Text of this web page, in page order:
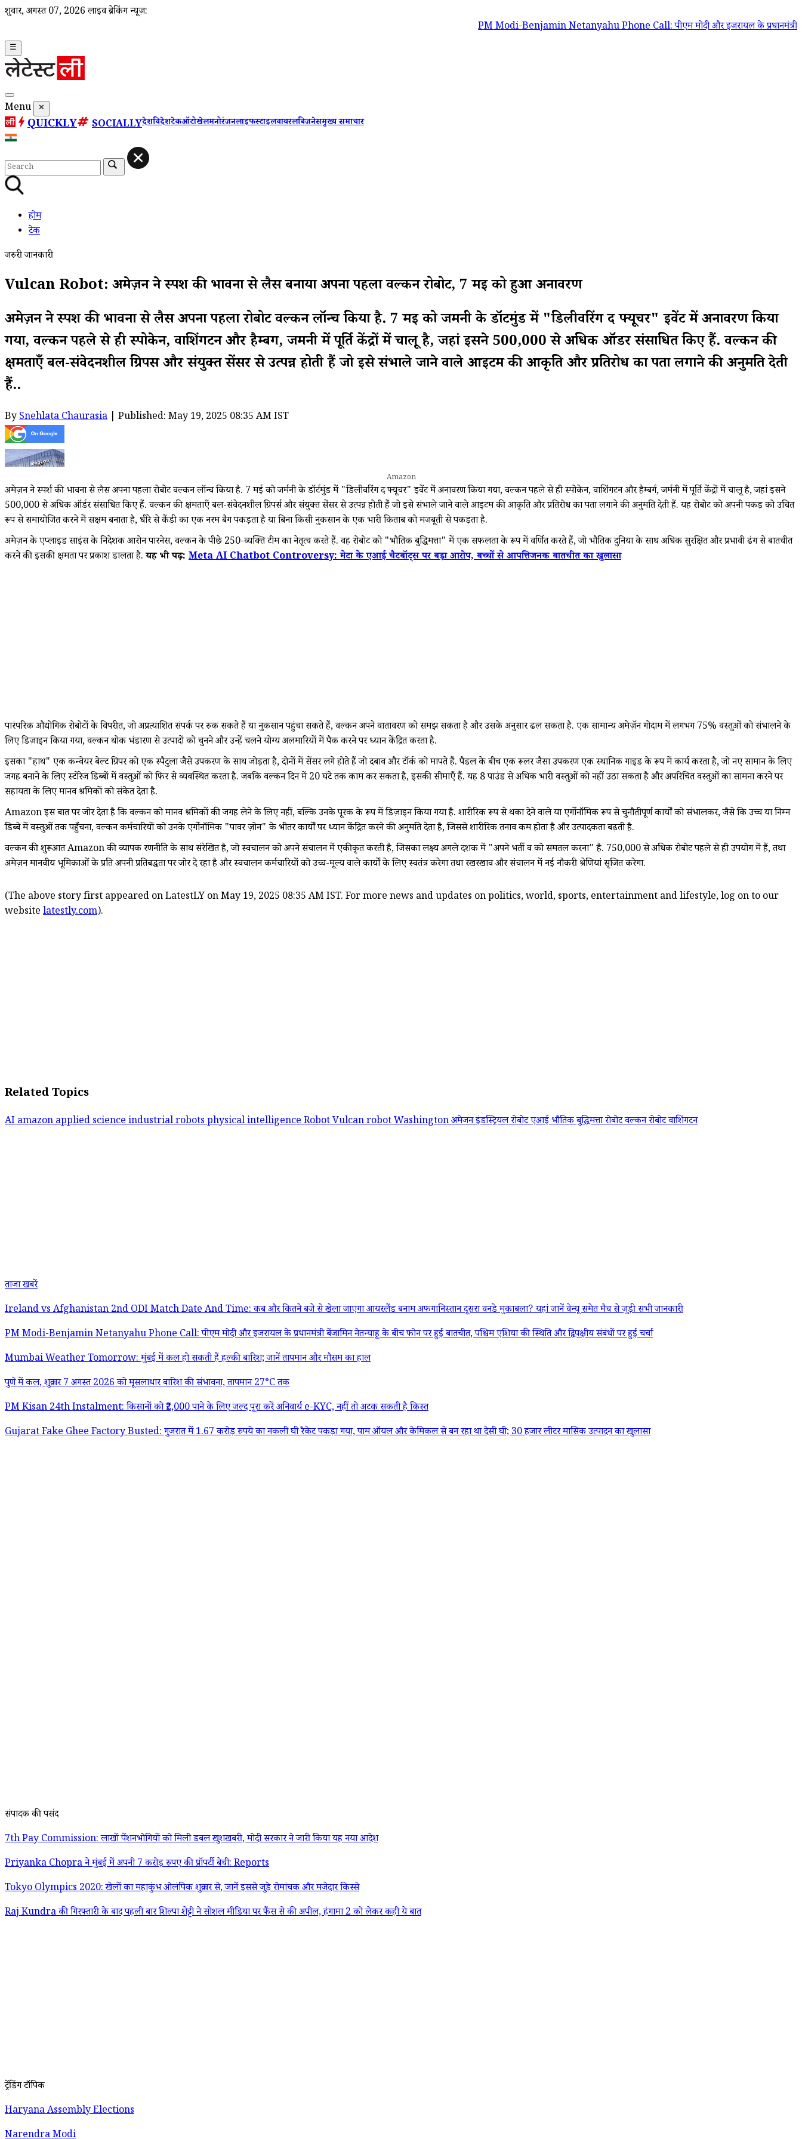
शुक्रवार, अगस्त 07, 2026 लाइव ब्रेकिंग न्यूज़:
PM Modi-Benjamin Netanyahu Phone Call: पीएम मोदी और इजरायल के प्रधानमंत्री बेंजामिन
☰
Menu ✕
QUICKLY SOCIALLYदेशविदेशटेकऑटोखेलमनोरंजनलाइफस्टाइलवायरलबिजनेसमुख्य समाचार
होम
टेक
जरुरी जानकारी
Vulcan Robot: अमेज़न ने स्पर्श की भावना से लैस बनाया अपना पहला वल्कन रोबोट, 7 मई को हुआ अनावरण
अमेज़न ने स्पर्श की भावना से लैस अपना पहला रोबोट वल्कन लॉन्च किया है. 7 मई को जर्मनी के डॉर्टमुंड में "डिलीवरिंग द फ्यूचर" इवेंट में अनावरण किया
गया, वल्कन पहले से ही स्पोकेन, वाशिंगटन और हैम्बर्ग, जर्मनी में पूर्ति केंद्रों में चालू है, जहां इसने 500,000 से अधिक ऑर्डर संसाधित किए हैं. वल्कन की
क्षमताएँ बल-संवेदनशील ग्रिपर्स और संयुक्त सेंसर से उत्पन्न होती हैं जो इसे संभाले जाने वाले आइटम की आकृति और प्रतिरोध का पता लगाने की अनुमति देती
हैं..
BySnehlata Chaurasia | Published: May 19, 2025 08:35 AM IST
Amazon
अमेज़न ने स्पर्श की भावना से लैस अपना पहला रोबोट वल्कन लॉन्च किया है. 7 मई को जर्मनी के डॉर्टमुंड में "डिलीवरिंग द फ्यूचर" इवेंट में अनावरण किया गया, वल्कन पहले से ही स्पोकेन, वाशिंगटन और हैम्बर्ग, जर्मनी में पूर्ति केंद्रों में चालू है, जहां इसने
500,000 से अधिक ऑर्डर संसाधित किए हैं. वल्कन की क्षमताएँ बल-संवेदनशील ग्रिपर्स और संयुक्त सेंसर से उत्पन्न होती हैं जो इसे संभाले जाने वाले आइटम की आकृति और प्रतिरोध का पता लगाने की अनुमति देती हैं. यह रोबोट को अपनी पकड़ को उचित
रूप से समायोजित करने में सक्षम बनाता है, धीरे से कैंडी का एक नरम बैग पकड़ता है या बिना किसी नुकसान के एक भारी किताब को मजबूती से पकड़ता है.
अमेज़न के एप्लाइड साइंस के निदेशक आरोन पारनेस, वल्कन के पीछे 250-व्यक्ति टीम का नेतृत्व करते हैं. वह रोबोट को "भौतिक बुद्धिमत्ता" में एक सफलता के रूप में वर्णित करते हैं, जो भौतिक दुनिया के साथ अधिक सुरक्षित और प्रभावी ढंग से बातचीत
करने की इसकी क्षमता पर प्रकाश डालता है.यह भी पढ़ें: Meta AI Chatbot Controversy: मेटा के एआई चैटबॉट्स पर बड़ा आरोप, बच्चों से आपत्तिजनक बातचीत का खुलासा
पारंपरिक औद्योगिक रोबोटों के विपरीत, जो अप्रत्याशित संपर्क पर रुक सकते हैं या नुकसान पहुंचा सकते हैं, वल्कन अपने वातावरण को समझ सकता है और उसके अनुसार ढल सकता है. एक सामान्य अमेज़ॅन गोदाम में लगभग 75% वस्तुओं को संभालने के
लिए डिज़ाइन किया गया, वल्कन थोक भंडारण से उत्पादों को चुनने और उन्हें चलने योग्य अलमारियों में पैक करने पर ध्यान केंद्रित करता है.
इसका "हाथ" एक कन्वेयर बेल्ट ग्रिपर को एक स्पैटुला जैसे उपकरण के साथ जोड़ता है, दोनों में सेंसर लगे होते हैं जो दबाव और टॉर्क को मापते हैं. पैडल के बीच एक रूलर जैसा उपकरण एक स्थानिक गाइड के रूप में कार्य करता है, जो नए सामान के लिए
जगह बनाने के लिए स्टोरेज डिब्बों में वस्तुओं को फिर से व्यवस्थित करता है. जबकि वल्कन दिन में 20 घंटे तक काम कर सकता है, इसकी सीमाएँ हैं. यह 8 पाउंड से अधिक भारी वस्तुओं को नहीं उठा सकता है और अपरिचित वस्तुओं का सामना करने पर
सहायता के लिए मानव श्रमिकों को संकेत देता है.
Amazon इस बात पर जोर देता है कि वल्कन को मानव श्रमिकों की जगह लेने के लिए नहीं, बल्कि उनके पूरक के रूप में डिज़ाइन किया गया है. शारीरिक रूप से थका देने वाले या एर्गोनॉमिक रूप से चुनौतीपूर्ण कार्यों को संभालकर, जैसे कि उच्च या निम्न
डिब्बे में वस्तुओं तक पहुँचना, वल्कन कर्मचारियों को उनके एर्गोनॉमिक "पावर ज़ोन" के भीतर कार्यों पर ध्यान केंद्रित करने की अनुमति देता है, जिससे शारीरिक तनाव कम होता है और उत्पादकता बढ़ती है.
वल्कन की शुरूआत Amazon की व्यापक रणनीति के साथ संरेखित है, जो स्वचालन को अपने संचालन में एकीकृत करती है, जिसका लक्ष्य अगले दशक में "अपने भर्ती वक्र को समतल करना" है. 750,000 से अधिक रोबोट पहले से ही उपयोग में हैं, तथा
अमेज़न मानवीय भूमिकाओं के प्रति अपनी प्रतिबद्धता पर जोर दे रहा है और स्वचालन कर्मचारियों को उच्च-मूल्य वाले कार्यों के लिए स्वतंत्र करेगा तथा रखरखाव और संचालन में नई नौकरी श्रेणियां सृजित करेगा.
(The above story first appeared on LatestLY on May 19, 2025 08:35 AM IST. For more news and updates on politics, world, sports, entertainment and lifestyle, log on to our
website latestly.com).
Related Topics
AIamazonapplied scienceindustrial robotsphysical intelligenceRobotVulcan robotWashingtonअमेजनइंडस्ट्रियल रोबोटएआईभौतिक बुद्धिमत्तारोबोटवल्कन रोबोटवाशिंगटन
ताजा खबरें
Ireland vs Afghanistan 2nd ODI Match Date And Time: कब और कितने बजे से खेला जाएगा आयरलैंड बनाम अफगानिस्तान दूसरा वनडे मुकाबला? यहां जानें वेन्यू समेत मैच से जुड़ी सभी जानकारी
PM Modi-Benjamin Netanyahu Phone Call: पीएम मोदी और इजरायल के प्रधानमंत्री बेंजामिन नेतन्याहू के बीच फोन पर हुई बातचीत, पश्चिम एशिया की स्थिति और द्विपक्षीय संबंधों पर हुई चर्चा
Mumbai Weather Tomorrow: मुंबई में कल हो सकती हैं हल्की बारिश; जानें तापमान और मौसम का हाल
पुणे में कल, शुक्रवार 7 अगस्त 2026 को मूसलाधार बारिश की संभावना, तापमान 27°C तक
PM Kisan 24th Instalment: किसानों को ₹2,000 पाने के लिए जल्द पूरा करें अनिवार्य e-KYC, नहीं तो अटक सकती है किस्त
Gujarat Fake Ghee Factory Busted: गुजरात में 1.67 करोड़ रुपये का नकली घी रैकेट पकड़ा गया, पाम ऑयल और केमिकल से बन रहा था देसी घी; 30 हजार लीटर मासिक उत्पादन का खुलासा
संपादक की पसंद
7th Pay Commission: लाखों पेंशनभोगियों को मिली डबल खुशखबरी, मोदी सरकार ने जारी किया यह नया आदेश
Priyanka Chopra ने मुंबई में अपनी 7 करोड़ रुपए की प्रॉपर्टी बेची: Reports
Tokyo Olympics 2020: खेलों का महाकुंभ ओलंपिक शुक्रवार से, जानें इससे जुड़े रोमांचक और मजेदार किस्से
Raj Kundra की गिरफ्तारी के बाद पहली बार शिल्पा शेट्टी ने सोशल मीडिया पर फैंस से की अपील, हंगामा 2 को लेकर कही ये बात
ट्रेंडिंग टॉपिक
Haryana Assembly Elections
Narendra Modi